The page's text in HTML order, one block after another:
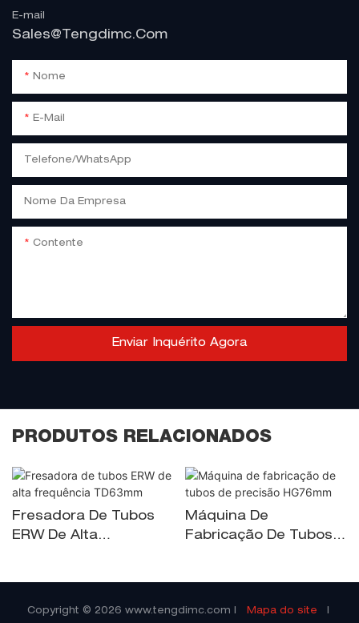
E-mail
Sales@tengdimc.com
Nome
E-Mail
Telefone/WhatsApp
Nome Da Empresa
Contente
Enviar Inquérito Agora
PRODUTOS RELACIONADOS
Fresadora De Tubos
ERW De Alta
Máquina De
Fabricação De Tubos
Copyright © 2026 www.tengdimc.com Mapa do site